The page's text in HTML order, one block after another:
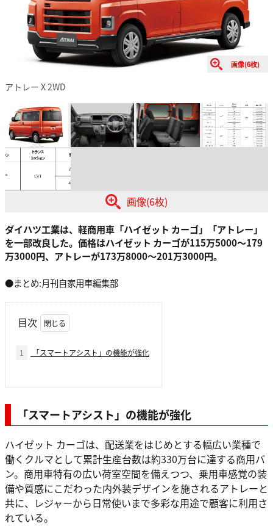
画像(6枚)
アトレー X 2WD
画像(6枚)
ダイハツ工業は、軽商用車「ハイゼット カーゴ」「アトレー」
を一部改良した。価格はハイゼット カーゴが115万5000〜179
万3000円、アトレーが173万8000〜201万3000円。
●まとめ:月刊自家用車編集部
目次
1 「スマートアシスト」の機能が強化
「スマートアシスト」の機能が強化
ハイゼット カーゴは、配送業をはじめとする幅広い業種で
働くクルマとして累計生産台数は約330万台に達する商用バ
ン。商用車特有の広い荷室空間を備えつつ、乗用車感覚の装
備や質感にこだわった内外装デザインを施されるアトレーと
共に、レジャーから日常使いまで多彩な用途で顧客に利用さ
れている。